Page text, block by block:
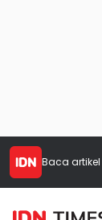
Baca artikel